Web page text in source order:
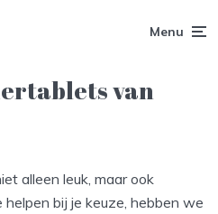
Menu
van
alleen leuk, maar ook
bij je keuze, hebben we